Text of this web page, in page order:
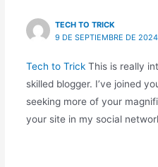
TECH TO TRICK
9 DE SEPTIEMBRE DE
Tech to TrickThis is really
skilled blogger. I’ve joined
seeking more of your
your site in my social